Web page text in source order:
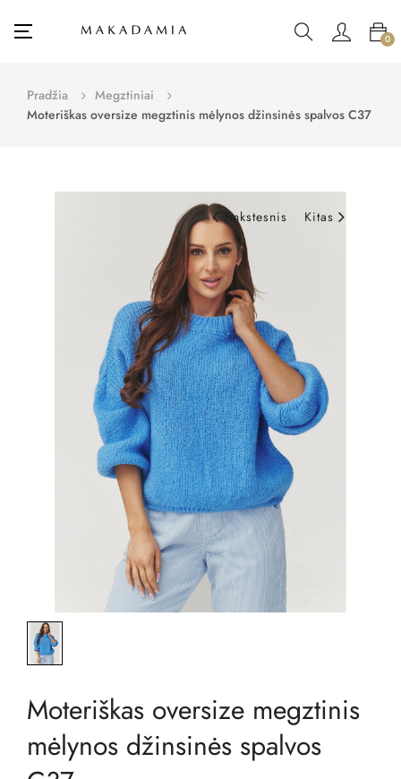
Toggle
☰ 0
Pradžia
Megztiniai
Moteriškas oversize megztinis mėlynos džinsinės spalvos C37
Ankstesnis Kitas
Moteriškas oversize megztinis
mėlynos džinsinės spalvos